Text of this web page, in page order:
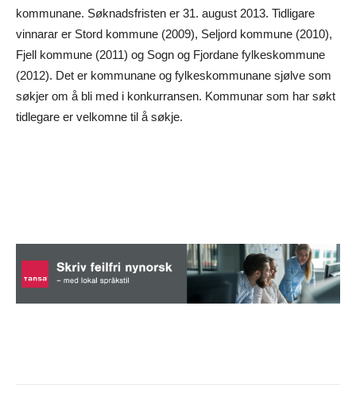
kommunane. Søknadsfristen er 31. august 2013. Tidligare
vinnarar er Stord kommune (2009), Seljord kommune (2010),
Fjell kommune (2011) og Sogn og Fjordane fylkeskommune
(2012). Det er kommunane og fylkeskommunane sjølve som
søkjer om å bli med i konkurransen. Kommunar som har søkt
tidlegare er velkomne til å søkje.